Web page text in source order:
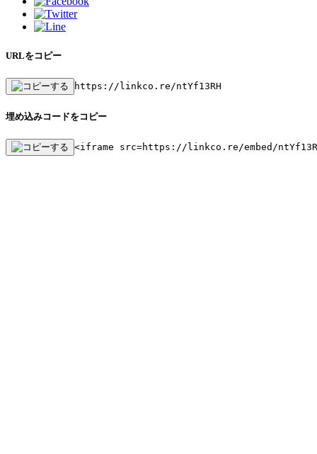
URLをコピー
https://linkco.re/ntYf13RH
埋め込みコードをコピー
<iframe src=https://linkco.re/embed/